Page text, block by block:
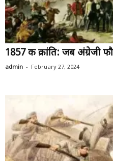
1857 की क्रांति: जब अंग्रेजी
admin - February 27, 2024